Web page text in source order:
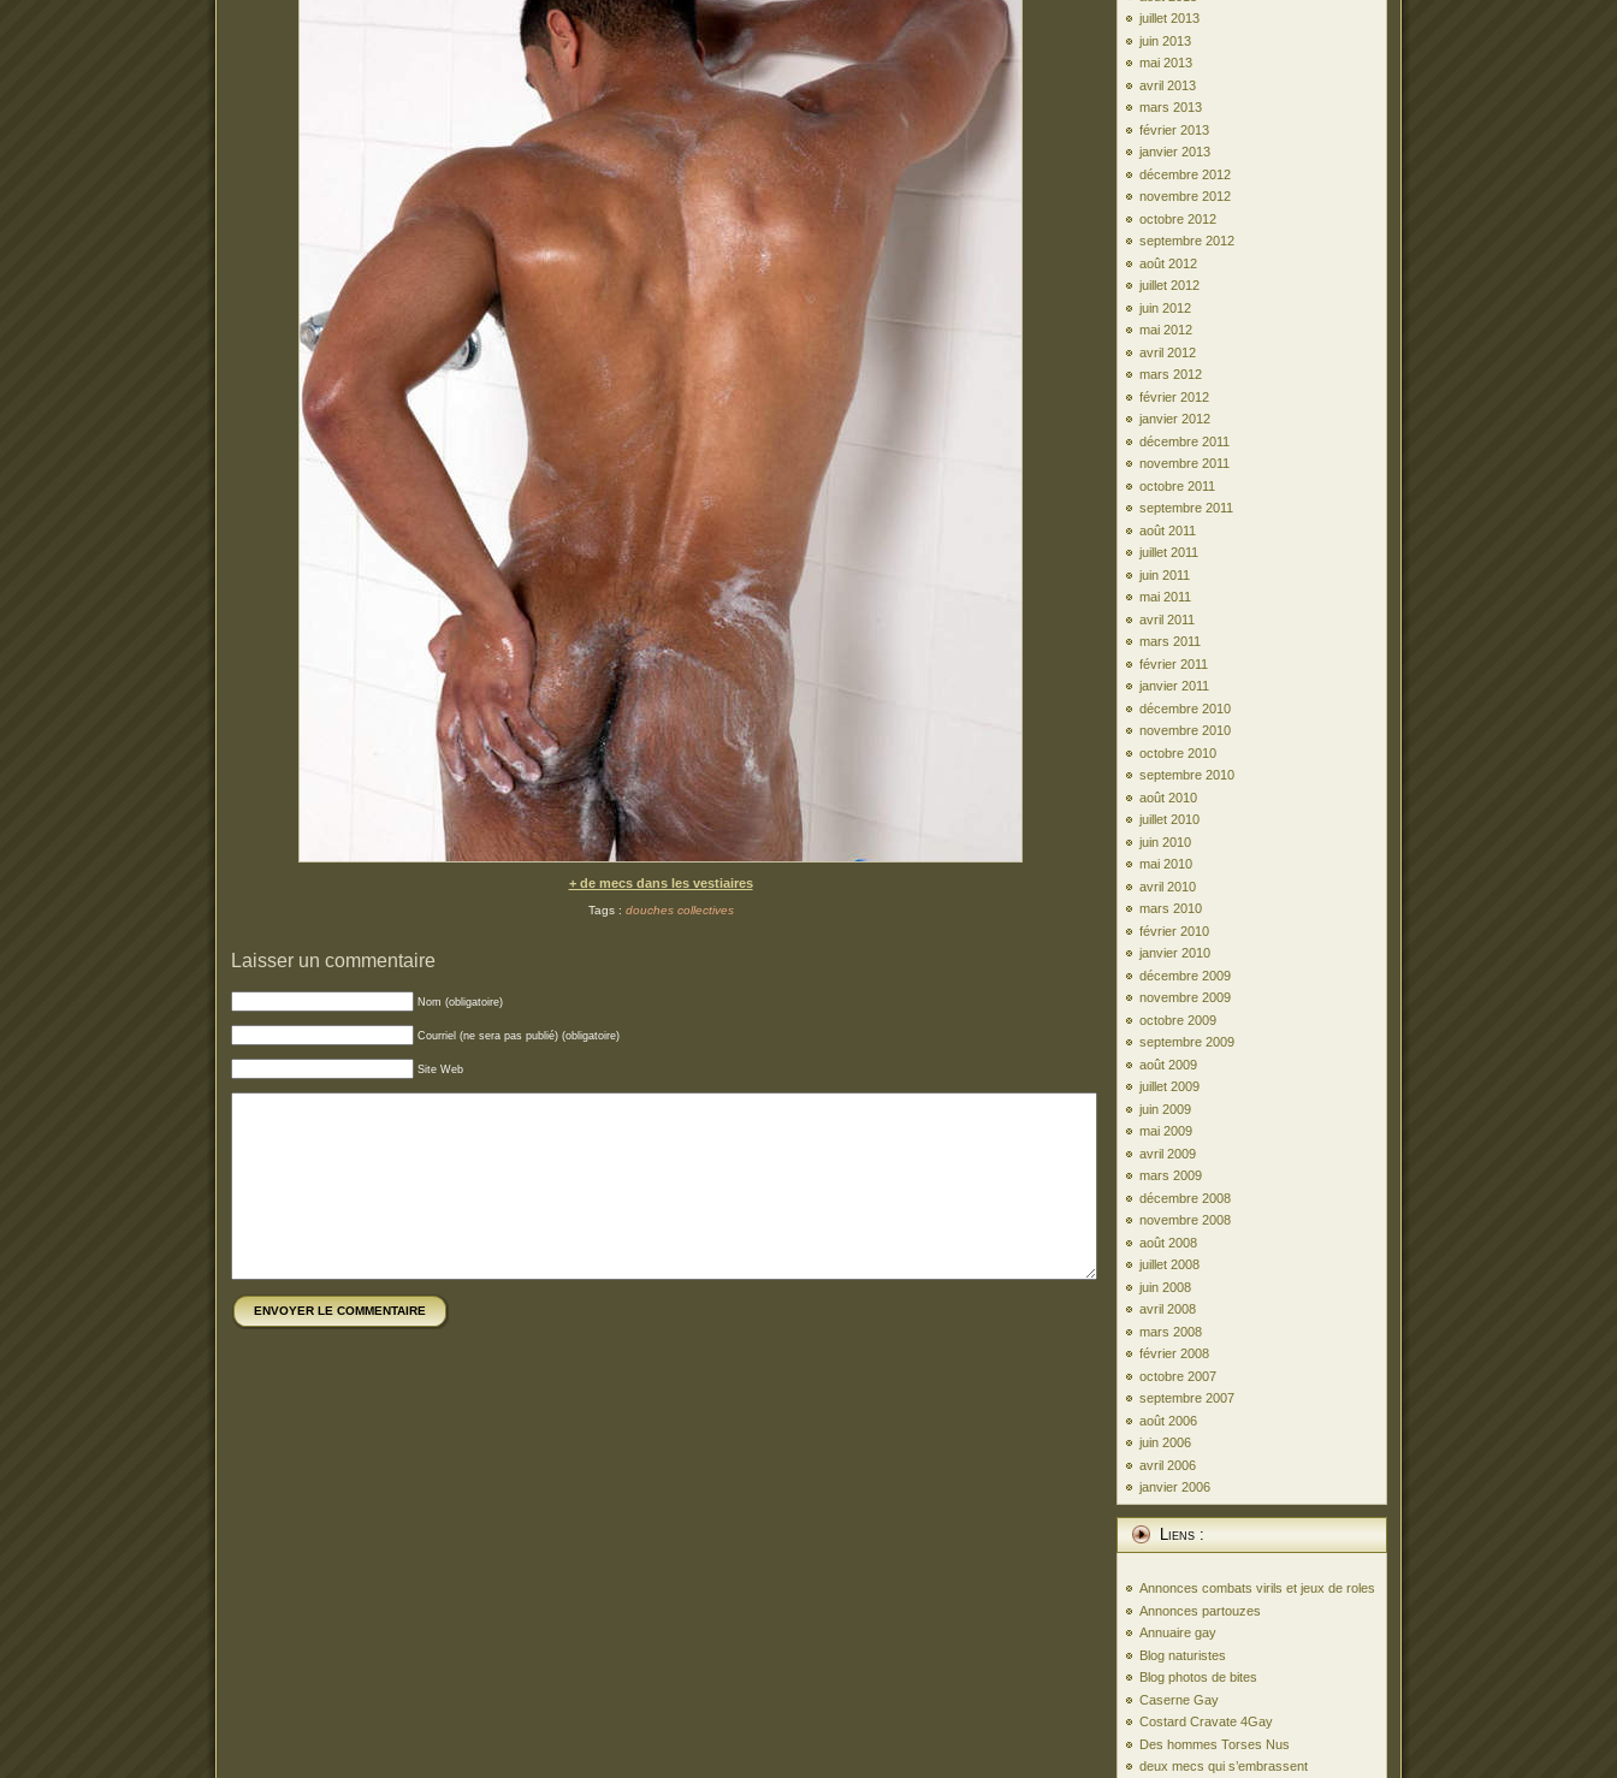
+ de mecs dans les vestiaires
Tags : douches collectives
Laisser un commentaire
Nom (obligatoire)
Courriel (ne sera pas publié) (obligatoire)
Site Web
ENVOYER LE COMMENTAIRE
juillet 2013
juin 2013
mai 2013
avril 2013
mars 2013
février 2013
janvier 2013
décembre 2012
novembre 2012
octobre 2012
septembre 2012
août 2012
juillet 2012
juin 2012
mai 2012
avril 2012
mars 2012
février 2012
janvier 2012
décembre 2011
novembre 2011
octobre 2011
septembre 2011
août 2011
juillet 2011
juin 2011
mai 2011
avril 2011
mars 2011
février 2011
janvier 2011
décembre 2010
novembre 2010
octobre 2010
septembre 2010
août 2010
juillet 2010
juin 2010
mai 2010
avril 2010
mars 2010
février 2010
janvier 2010
décembre 2009
novembre 2009
octobre 2009
septembre 2009
août 2009
juillet 2009
juin 2009
mai 2009
avril 2009
mars 2009
décembre 2008
novembre 2008
août 2008
juillet 2008
juin 2008
avril 2008
mars 2008
février 2008
octobre 2007
septembre 2007
août 2006
juin 2006
avril 2006
janvier 2006
Liens :
Annonces combats virils et jeux de roles
Annonces partouzes
Annuaire gay
Blog naturistes
Blog photos de bites
Caserne Gay
Costard Cravate 4Gay
Des hommes Torses Nus
deux mecs qui s’embrassent